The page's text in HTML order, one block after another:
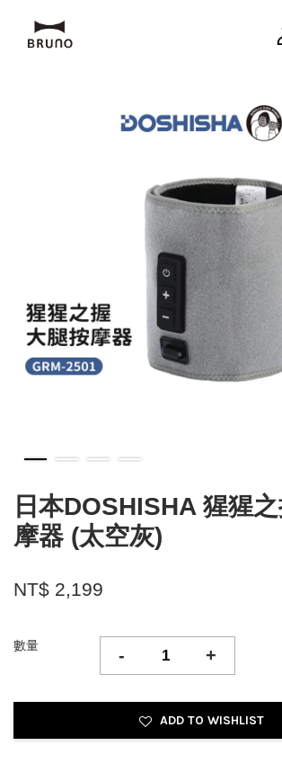
日本DOSHISHA 猩猩
摩器 (太空灰)
NT$ 2,199
數量 - +
ADD TO WISHLIST